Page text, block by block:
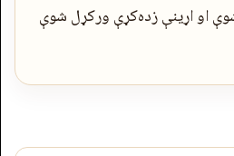
او اړینې زده‌کړې ورکړل شوې